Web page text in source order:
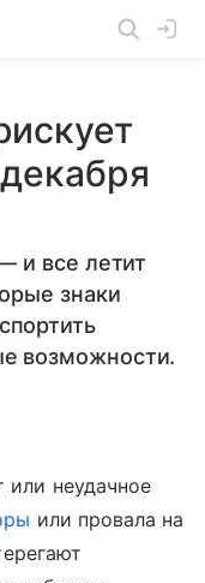
и все летит
знаки
возможности.
неудачное
или провала на